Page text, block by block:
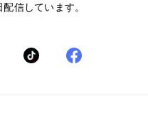
信しています。